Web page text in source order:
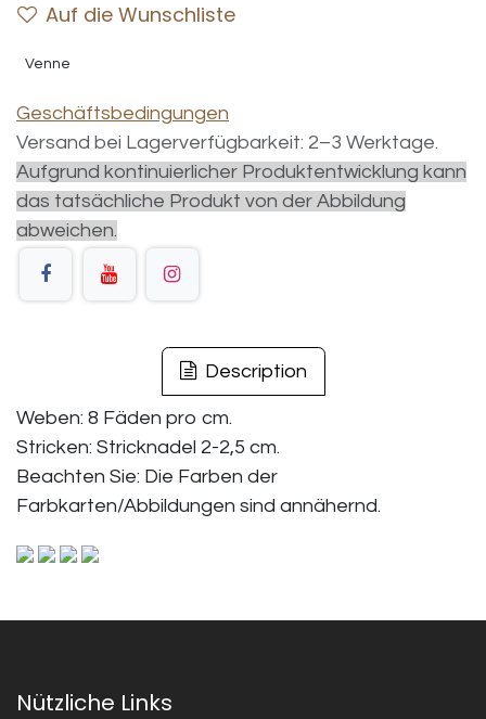
Auf die Wunschliste
Venne
Geschäftsbedingungen
Versand bei Lagerverfügbarkeit: 2–3 Werktage.
Aufgrund kontinuierlicher Produktentwicklung kann
das tatsächliche Produkt von der Abbildung
abweichen.
Description
Weben: 8 Fäden pro cm.
Stricken: Stricknadel 2-2,5 cm.
Beachten Sie: Die Farben der
Farbkarten/Abbildungen sind annähernd.
Nützliche Links